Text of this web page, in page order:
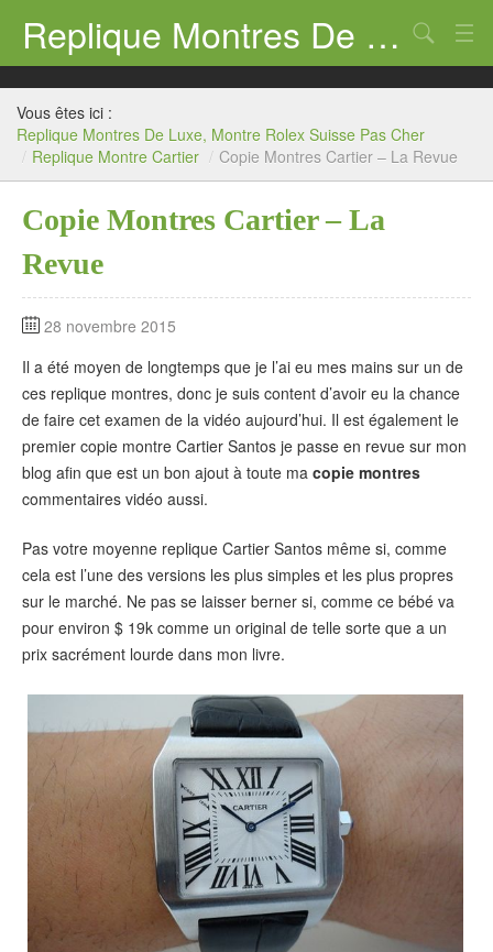
Replique Montres De Luxe, Montre Rolex Suisse Pas Cher
Replique Montre Rolex
Replique Montre Panerai
Replique Montre Breitling
Replique Montre Tag Heuer
Replique Montre Hublot
Replique Montre Omega
Chercher
Vous êtes ici :
Replique Montres De Luxe, Montre Rolex Suisse Pas Cher
/ Replique Montre Cartier / Copie Montres Cartier – La Revue
Copie Montres Cartier – La
Revue
28 novembre 2015
Il a été moyen de longtemps que je l’ai eu mes mains sur un de
ces replique montres, donc je suis content d’avoir eu la chance
de faire cet examen de la vidéo aujourd’hui. Il est également le
premier copie montre Cartier Santos je passe en revue sur mon
blog afin que est un bon ajout à toute ma copie montres
commentaires vidéo aussi.
Pas votre moyenne replique Cartier Santos même si, comme
cela est l’une des versions les plus simples et les plus propres
sur le marché. Ne pas se laisser berner si, comme ce bébé va
pour environ $ 19k comme un original de telle sorte que a un
prix sacrément lourde dans mon livre.